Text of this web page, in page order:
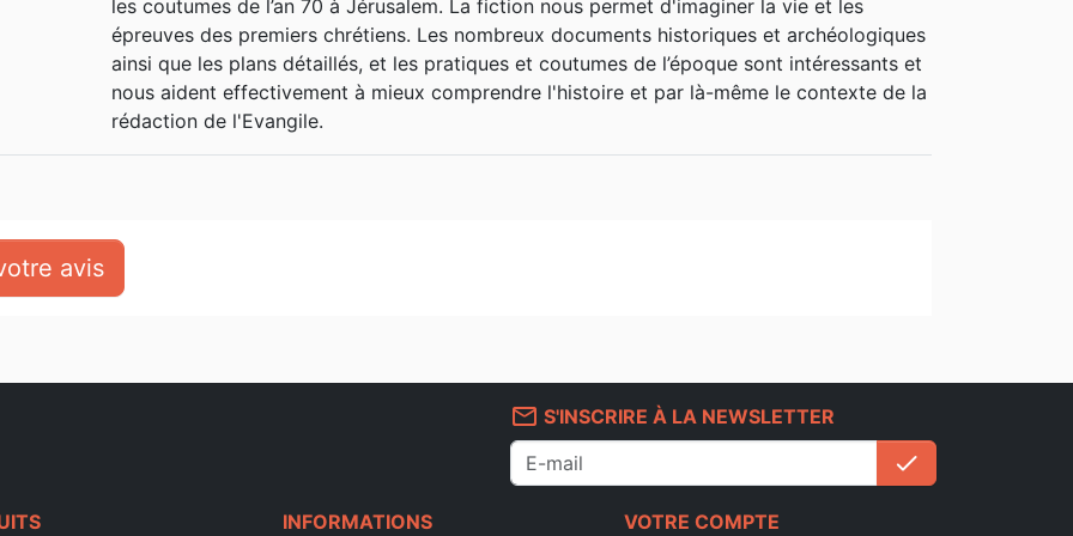
les coutumes de l’an 70 à Jérusalem. La fiction nous permet d'imaginer la vie et les
épreuves des premiers chrétiens. Les nombreux documents historiques et archéologiques
ainsi que les plans détaillés, et les pratiques et coutumes de l’époque sont intéressants et
nous aident effectivement à mieux comprendre l'histoire et par là-même le contexte de la
rédaction de l'Evangile.
avis
mail_outline S'INSCRIRE À LA NEWSLETTER
check
INFORMATIONS VOTRE COMPTE